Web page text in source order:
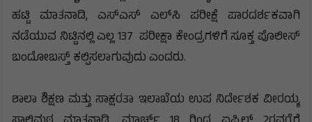
ತಮ್ಮ ಜವಾಬ್ದಾರಿ ಅರಿತು ಹೊಣೆಗಾರಿಕೆಯಿಂದ ಕಾರ್ಯನಿರ್ವಹಿಸಬೇಕು
ಎಂದರು. ಹೆಚ್ಚುವರಿ ಜಿಲ್ಲಾ ಪೊಲೀಸ್ ವರಿಷ್ಠಾಧಿಕಾರಿ ರಾಮನಗೌಡ
ಹಟ್ಟಿ ಮಾತನಾಡಿ, ಎಸ್‌ಎಸ್ ಎಲ್‌ಸಿ ಪರೀಕ್ಷೆ ಪಾರದರ್ಶಕವಾಗಿ
ನಡೆಯುವ ನಿಟ್ಟಿನಲ್ಲಿ ಎಲ್ಲ 137 ಪರೀಕ್ಷಾ ಕೇಂದ್ರಗಳಿಗೆ ಸೂಕ್ತ ಪೊಲೀಸ್
ಬಂದೋಬಸ್ತ್ ಕಲ್ಪಿಸಲಾಗುವುದು ಎಂದರು.